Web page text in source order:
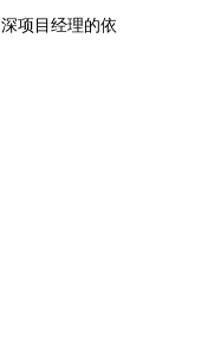
项目经理的依